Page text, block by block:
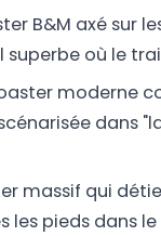
B&M axé sur
où le
moderne
dans
massif qui
les pieds dans le